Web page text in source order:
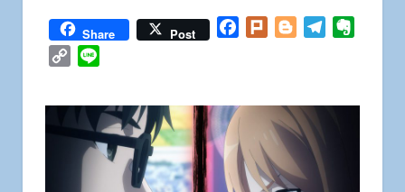
Share Post Facebook
Plurk BloggerTelegram
Copy